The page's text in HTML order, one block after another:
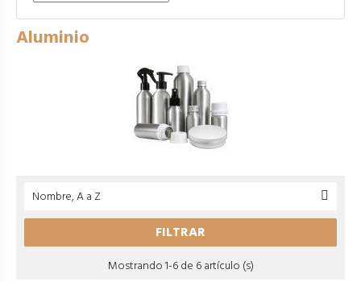
Aluminio
Nombre, A a Z 
FILTRAR
Mostrando 1-6 de 6 artículo (s)